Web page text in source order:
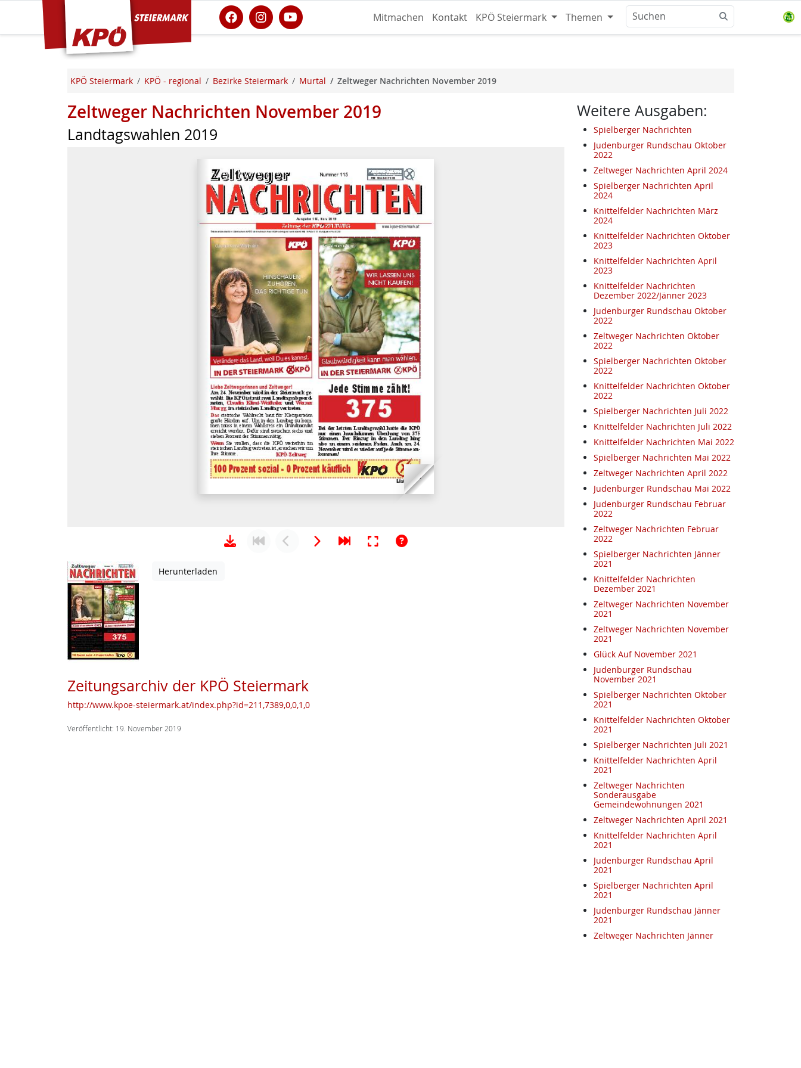
KPÖ Steiermark Mitmachen Kontakt KPÖ Steiermark Themen
KPÖ Steiermark KPÖ - regional Bezirke Steiermark Murtal Zeltweger Nachrichten November 2019
Zeltweger Nachrichten November 2019
Landtagswahlen 2019
Herunterladen
Zeitungsarchiv der KPÖ Steiermark
http://www.kpoe-steiermark.at/index.php?id=211,7389,0,0,1,0
Veröffentlicht: 19. November 2019
Weitere Ausgaben:
Spielberger Nachrichten
Judenburger Rundschau Oktober
2022
Zeltweger Nachrichten April 2024
Spielberger Nachrichten April
2024
Knittelfelder Nachrichten März
2024
Knittelfelder Nachrichten Oktober
2023
Knittelfelder Nachrichten April
2023
Knittelfelder Nachrichten
Dezember 2022/Jänner 2023
Judenburger Rundschau Oktober
2022
Zeltweger Nachrichten Oktober
2022
Spielberger Nachrichten Oktober
2022
Knittelfelder Nachrichten Oktober
2022
Spielberger Nachrichten Juli 2022
Knittelfelder Nachrichten Juli 2022
Knittelfelder Nachrichten Mai 2022
Spielberger Nachrichten Mai 2022
Zeltweger Nachrichten April 2022
Judenburger Rundschau Mai 2022
Judenburger Rundschau Februar
2022
Zeltweger Nachrichten Februar
2022
Spielberger Nachrichten Jänner
2021
Knittelfelder Nachrichten
Dezember 2021
Zeltweger Nachrichten November
2021
Zeltweger Nachrichten November
2021
Glück Auf November 2021
Judenburger Rundschau
November 2021
Spielberger Nachrichten Oktober
2021
Knittelfelder Nachrichten Oktober
2021
Spielberger Nachrichten Juli 2021
Knittelfelder Nachrichten April
2021
Zeltweger Nachrichten
Sonderausgabe
Gemeindewohnungen 2021
Zeltweger Nachrichten April 2021
Knittelfelder Nachrichten April
2021
Judenburger Rundschau April
2021
Spielberger Nachrichten April
2021
Judenburger Rundschau Jänner
2021
Zeltweger Nachrichten Jänner